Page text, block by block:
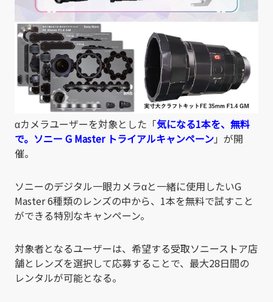
αカメラユーザーを対象とした「気になる1本を、無料
で。ソニー G Master トライアルキャンペーン」が開
催。
ソニーのデジタル一眼カメラαと一緒に使用したいG
Master 6種類のレンズの中から、1本を無料で試すこと
ができる特別なキャンペーン。
対象者となるユーザーは、希望する受取ソニーストア店
舗とレンズを選択して応募することで、最大28日間の
レンタルが可能となる。